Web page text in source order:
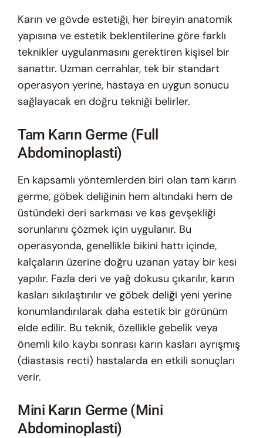
Karın ve gövde estetiği, her bireyin anatomik
yapısına ve estetik beklentilerine göre farklı
teknikler uygulanmasını gerektiren kişisel bir
sanattır. Uzman cerrahlar, tek bir standart
operasyon yerine, hastaya en uygun sonucu
sağlayacak en doğru tekniği belirler.
Tam Karın Germe (Full
Abdominoplasti)
En kapsamlı yöntemlerden biri olan tam karın
germe, göbek deliğinin hem altındaki hem de
üstündeki deri sarkması ve kas gevşekliği
sorunlarını çözmek için uygulanır. Bu
operasyonda, genellikle bikini hattı içinde,
kalçaların üzerine doğru uzanan yatay bir kesi
yapılır. Fazla deri ve yağ dokusu çıkarılır, karın
kasları sıkılaştırılır ve göbek deliği yeni yerine
konumlandırılarak daha estetik bir görünüm
elde edilir. Bu teknik, özellikle gebelik veya
önemli kilo kaybı sonrası karın kasları ayrışmış
(diastasis recti) hastalarda en etkili sonuçları
verir.
Mini Karın Germe (Mini
Abdominoplasti)